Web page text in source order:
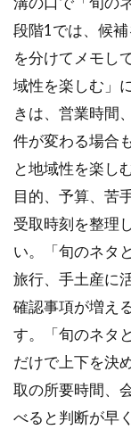
段階1では、候
を分けてメモし
域性を楽しむ」
きは、営業時間
件が変わる場合
と地域性を楽し
目的、予算、苦
受取時刻を整理
い。「旬のネタ
旅行、手土産に
確認事項が増え
す。「旬のネタ
だけで上下を決
取の所要時間、
べると判断が早